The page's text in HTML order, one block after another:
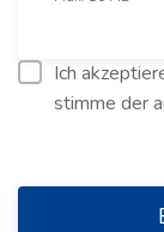
Ich
stimme der